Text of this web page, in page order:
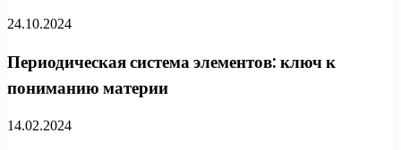
24.10.2024
Периодическая система элементов: ключ к
пониманию материи
14.02.2024